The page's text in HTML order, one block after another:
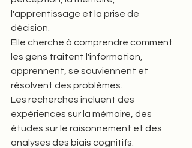
l'apprentissage et la prise de
décision.
Elle cherche à comprendre comment
les gens traitent l'information,
apprennent, se souviennent et
résolvent des problèmes.
Les recherches incluent des
expériences sur la mémoire, des
études sur le raisonnement et des
analyses des biais cognitifs.